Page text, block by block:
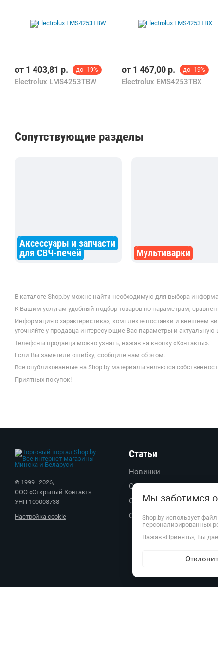
от 1 403,81 р. до -19%
Electrolux LMS4253TBW
от 1 467,00 р. до -19%
Electrolux EMS4253TBX
Сопутствующие разделы
Аксессуары и запчасти
для СВЧ-печей
Мультиварки
В каталоге Shop.by можно найти необходимую для выбора
К Вашим услугам удобный подбор товаров по параметрам,
Информация о характеристиках, комплекте поставки и внешнем
уточняйте у продавца интересующие Вас параметры и актуальную
Телефоны продавца можно узнать, нажав на кнопку «Контакты».
Если Вы заметили ошибку, сообщите нам об этом.
Все опубликованные на Shop.by материалы являются
Приятных покупок!
Статьи
Новинки
Обзоры
Советы
Обратите внимание
© 1999–2026,
ООО «Открытый Контакт»
УНП 100008738
Настройка cookie
Мы заботимся
Shop.by использует
персонализированных
Нажав «Принять», Вы